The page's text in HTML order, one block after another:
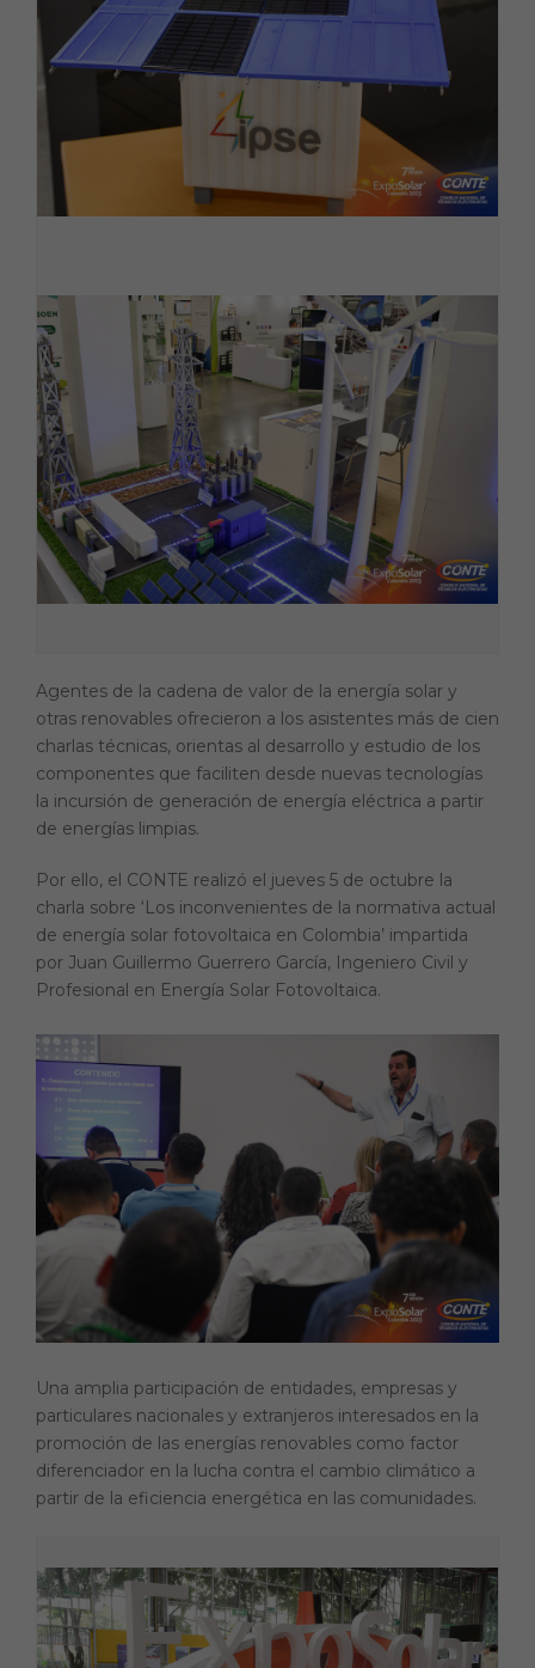
Agentes de la cadena de valor de la energía solar y
otras renovables ofrecieron a los asistentes más de cien
charlas técnicas, orientas al desarrollo y estudio de los
componentes que faciliten desde nuevas tecnologías
la incursión de generación de energía eléctrica a partir
de energías limpias.
Por ello, el CONTE realizó el jueves 5 de octubre la
charla sobre ‘Los inconvenientes de la normativa actual
de energía solar fotovoltaica en Colombia’ impartida
por Juan Guillermo Guerrero García, Ingeniero Civil y
Profesional en Energía Solar Fotovoltaica.
Una amplia participación de entidades, empresas y
particulares nacionales y extranjeros interesados en la
promoción de las energías renovables como factor
diferenciador en la lucha contra el cambio climático a
partir de la eficiencia energética en las comunidades.